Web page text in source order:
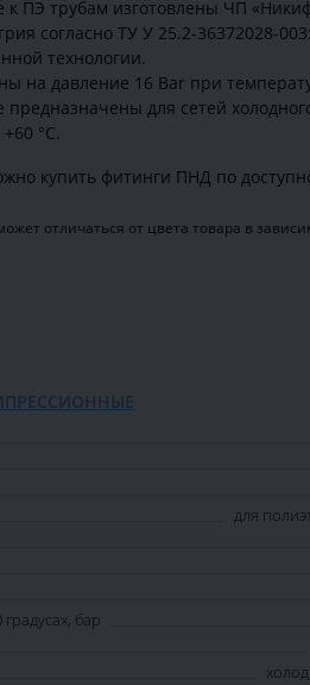
ПЭ трубам изготовлены ЧП
согласно ТУ У 25.2-36372028-
технологии.
на давление 16 Bar при
для сетей
°С.
купить фитинги ПНД по
отличаться от цвета товара в
для
бар